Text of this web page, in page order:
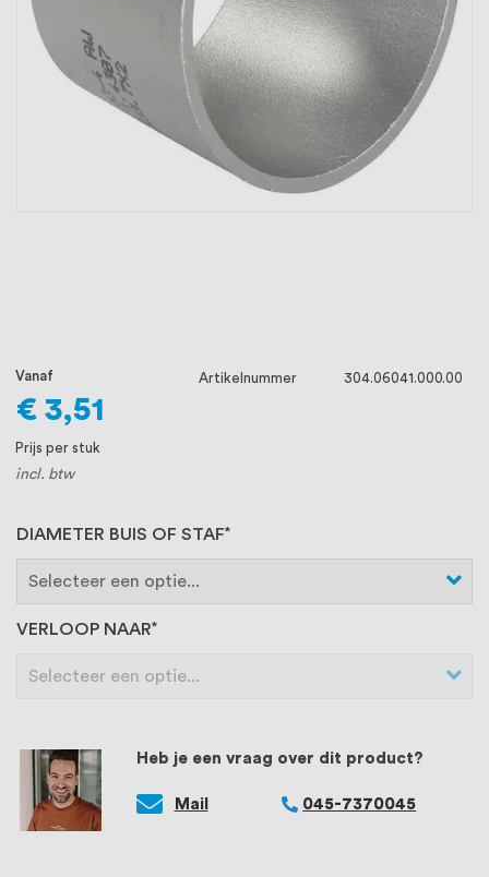
ons voorop, want we geloven dat een
goede relatie met onze klanten het
verschil maakt.
Heb je een vraag over dit product?
Mail 045-7370045
DIAMETER BUIS OF STAF
VERLOOP NAAR
Vanaf
€ 3,51
Prijs per stuk
incl. btw
Artikelnummer 304.06041.000.00